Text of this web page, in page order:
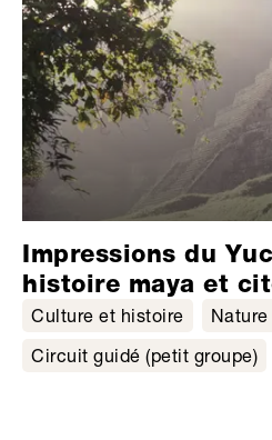
Impressions du
histoire maya et
Culture et histoire
Nature
Circuit guidé (petit groupe)